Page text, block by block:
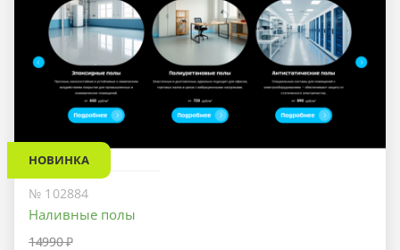
НОВИНКА
№ 102884
Наливные полы
14990 ₽